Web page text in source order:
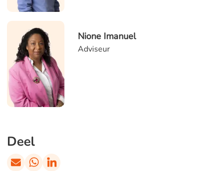
Nione Imanuel
Adviseur
Deel